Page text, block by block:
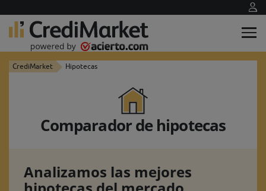
CrediMarket Hipotecas
Comparador de hipotecas
Analizamos las mejores